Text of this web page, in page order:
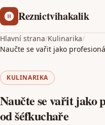
Reznictvihakalik
Hlavní strana/Kulinarika/
Naučte se vařit jako
KULINARIKA
Naučte se vařit jako
od šéfkuchaře